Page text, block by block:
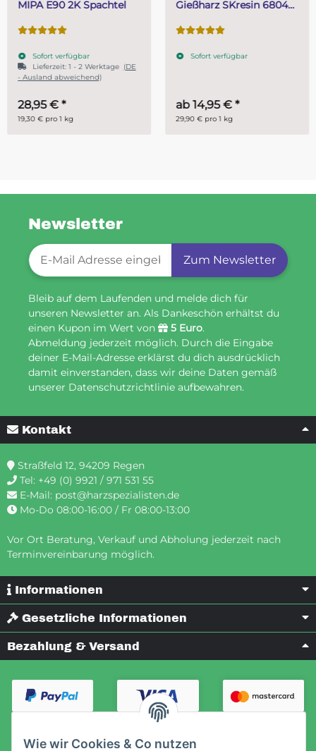
Wie wir Cookies & Co nutzen
MIPA E90 2K Spachtel
Sofort verfügbar
Lieferzeit: 1 - 2 Werktage (DE
- Ausland abweichend)
28,95 € *
19,30 € pro 1 kg
Gießharz SKresin 6804
Sofort verfügbar
ab14,95 € *
29,90 € pro 1 kg
Newsletter
Newsletter-Registrierung
Zum Newsletter
Bleib auf dem Laufenden und melde dich für
unseren Newsletter an. Als Dankeschön erhältst du
einen Kupon im Wert von
5 Euro.
Abmeldung jederzeit möglich. Durch die Eingabe
deiner E-Mail-Adresse erklärst du dich ausdrücklich
damit einverstanden, dass wir deine Daten gemäß
unserer Datenschutzrichtlinie aufbewahren.
Kontakt
Straßfeld 12, 94209 Regen
Tel: +49 (0) 9921 / 971 531 55
E-Mail: post@harzspezialisten.de
Mo-Do 08:00-16:00 / Fr 08:00-13:00
Vor Ort Beratung, Verkauf und Abholung jederzeit nach
Terminvereinbarung möglich.
Informationen
Gesetzliche Informationen
Bezahlung & Versand